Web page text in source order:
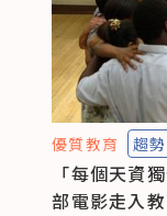
優質教育 趨勢
「每個天資
部電影走入